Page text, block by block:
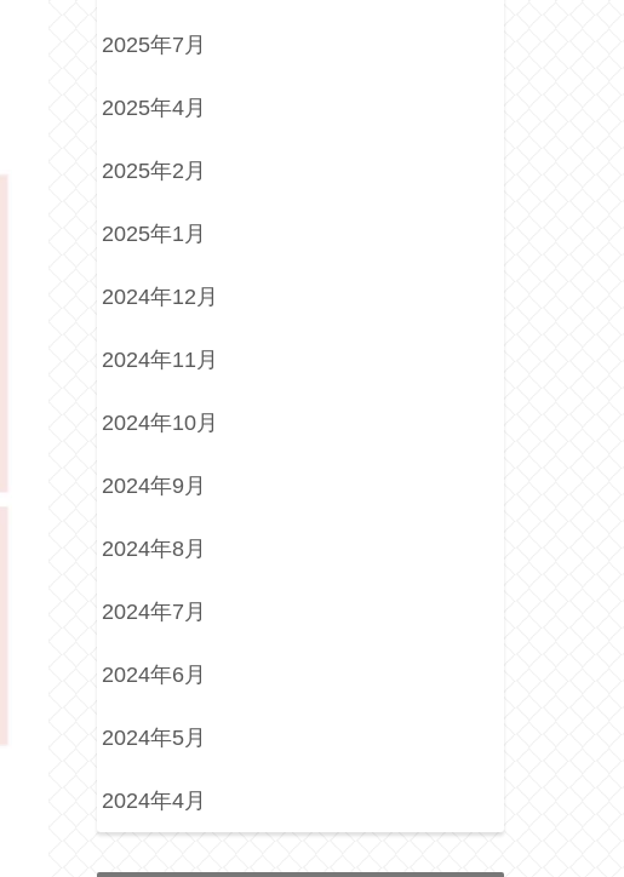
2025年7月
2025年4月
2025年2月
2025年1月
2024年12月
2024年11月
2024年10月
2024年9月
2024年8月
2024年7月
2024年6月
2024年5月
2024年4月